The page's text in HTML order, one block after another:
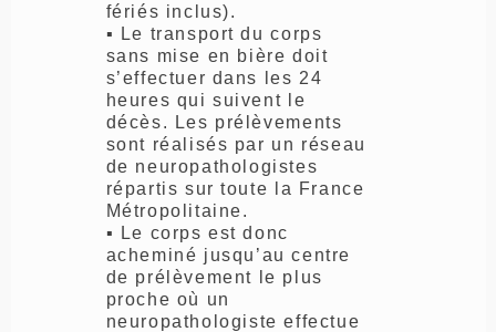
fériés inclus).
▪ Le transport du corps
sans mise en bière doit
s’effectuer dans les 24
heures qui suivent le
décès. Les prélèvements
sont réalisés par un réseau
de neuropathologistes
répartis sur toute la France
Métropolitaine.
▪ Le corps est donc
acheminé jusqu’au centre
de prélèvement le plus
proche où un
neuropathologiste effectue